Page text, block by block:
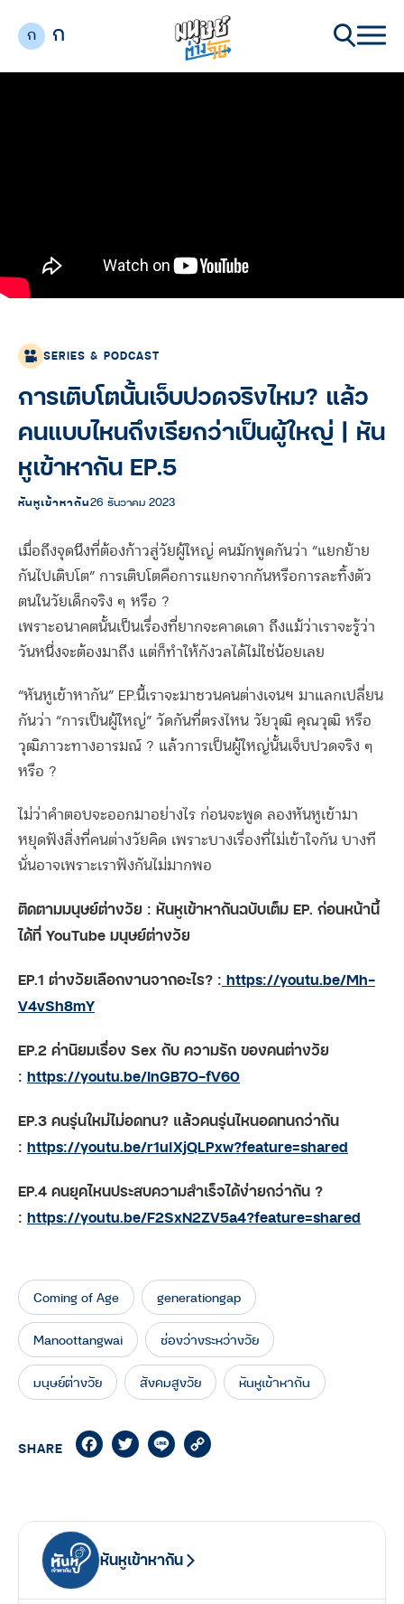
ก ก
SERIES & PODCAST
การเติบโตนั้นเจ็บปวดจริงไหม? แล้ว
คนแบบไหนถึงเรียกว่าเป็นผู้ใหญ่ | หัน
หูเข้าหากัน EP.5
หันหูเข้าหากัน26 ธันวาคม 2023
เมื่อถึงจุดนึงที่ต้องก้าวสู่วัยผู้ใหญ่ คนมักพูดกันว่า “แยกย้าย
กันไปเติบโต” การเติบโตคือการแยกจากกันหรือการละทิ้งตัว
ตนในวัยเด็กจริง ๆ หรือ ?
เพราะอนาคตนั้นเป็นเรื่องที่ยากจะคาดเดา ถึงแม้ว่าเราจะรู้ว่า
วันหนึ่งจะต้องมาถึง แต่ก็ทำให้กังวลได้ไม่ใช่น้อยเลย
“หันหูเข้าหากัน” EP.นี้เราจะมาชวนคนต่างเจนฯ มาแลกเปลี่ยน
กันว่า “การเป็นผู้ใหญ่” วัดกันที่ตรงไหน วัยวุฒิ คุณวุฒิ หรือ
วุฒิภาวะทางอารมณ์ ? แล้วการเป็นผู้ใหญ่นั้นเจ็บปวดจริง ๆ
หรือ ?
ไม่ว่าคำตอบจะออกมาอย่างไร ก่อนจะพูด ลองหันหูเข้ามา
หยุดฟังสิ่งที่คนต่างวัยคิด เพราะบางเรื่องที่ไม่เข้าใจกัน บางที
นั่นอาจเพราะเราฟังกันไม่มากพอ
ติดตามมนุษย์ต่างวัย : หันหูเข้าหากันฉบับเต็ม EP. ก่อนหน้านี้
ได้ที่ YouTube มนุษย์ต่างวัย
EP.1 ต่างวัยเลือกงานจากอะไร? : https://youtu.be/Mh-
V4vSh8mY
EP.2 ค่านิยมเรื่อง Sex กับ ความรัก ของคนต่างวัย
: https://youtu.be/InGB7O-fV60
EP.3 คนรุ่นใหม่ไม่อดทน? แล้วคนรุ่นไหนอดทนกว่ากัน
: https://youtu.be/r1ulXjQLPxw?feature=shared
EP.4 คนยุคไหนประสบความสำเร็จได้ง่ายกว่ากัน ?
: https://youtu.be/F2SxN2ZV5a4?feature=shared
Coming of Age generationgap
Manoottangwai ช่องว่างระหว่างวัย
มนุษย์ต่างวัย สังคมสูงวัย หันหูเข้าหากัน
SHARE FacebookTwitterLine
หันหูเข้าหากัน